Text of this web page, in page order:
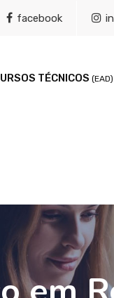
facebook
TÉCNICOS (EAD)